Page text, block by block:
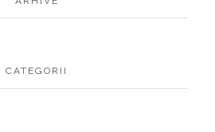
CATEGORII